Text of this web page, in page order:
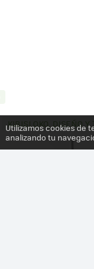
KIBISI OKO, DISEÑO
Utilizamos cookies de
analizando tu